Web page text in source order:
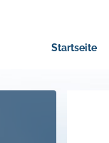
Startseite